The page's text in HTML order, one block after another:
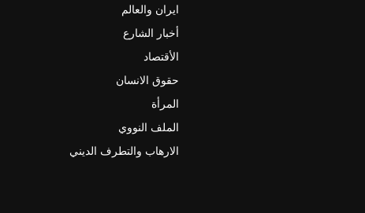
ايران والعالم
أخبار الشارع
الأقتصاد
حقوق الانسان
المرأة
الملف النووي
الارهاب والتطرف الديني